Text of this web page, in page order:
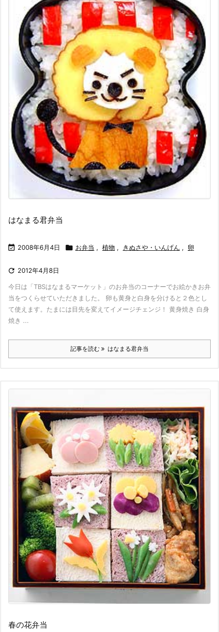
はなまる君弁当
 2008年6月4日  お弁当 , 植物 , きぬさや・いんげん , 卵
 2012年4月8日
今日は「TBSはなまるマーケット」のお弁当のコーナーでお絵かきお弁
当をつくらせていただきました。 卵も黄身と白身を分けると２色とし
て使えます。たまには目先を変えてイメージチェンジ！ 黄身焼き 白身
焼き ...
記事を読む はなまる君弁当
春の花弁当